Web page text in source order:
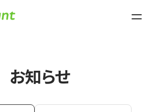
お知らせ